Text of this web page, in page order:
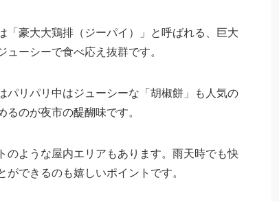
豪大大鶏排（ジーパイ）」と呼ばれる、巨大
ーシーで食べ応え抜群です。
パリパリ中はジューシーな「胡椒餅」も人気の
のが夜市の醍醐味です。
ような屋内エリアもあります。雨天時でも快
できるのも嬉しいポイントです。